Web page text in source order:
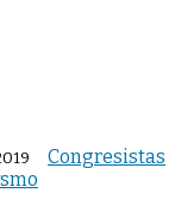
Congresistas